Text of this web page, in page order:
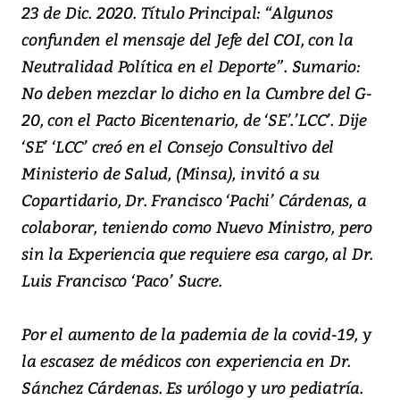
23 de Dic. 2020. Título Principal: “Algunos
confunden el mensaje del Jefe del COI, con la
Neutralidad Política en el Deporte”. Sumario:
No deben mezclar lo dicho en la Cumbre del G-
20, con el Pacto Bicentenario, de ‘SE’.’LCC’. Dije
‘SE’ ‘LCC’ creó en el Consejo Consultivo del
Ministerio de Salud, (Minsa), invitó a su
Copartidario, Dr. Francisco ‘Pachi’ Cárdenas, a
colaborar, teniendo como Nuevo Ministro, pero
sin la Experiencia que requiere esa cargo, al Dr.
Luis Francisco ‘Paco’ Sucre.
Por el aumento de la pademia de la covid-19, y
la escasez de médicos con experiencia en Dr.
Sánchez Cárdenas. Es urólogo y uro pediatría.